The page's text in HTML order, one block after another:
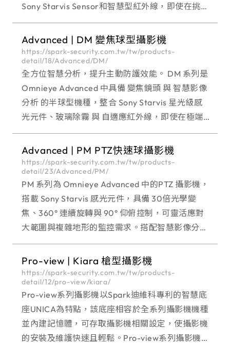
Sony Starvis Sensor和智慧型紅外線，即使在挑戰
性的光線條件下，也能提供高品質的影像。
Omnieye Advan
Advanced | DM 變焦球型攝影機
https://spark-security.com.tw/tw/products-
detail/18/Advanced/DM/
全方位智慧分析，提升主動防護效能。 DM 系列是
Omnieye Advanced 中具備 變焦鏡頭 與 智慧影像
分析 的半球型機種，整合 Sony Starvis 星光級感
光元件、玻璃除霧 與 自適應紅外線，即使在極端
環境與光線變化劇烈的場域，也能穩定捕捉細節影
像。具備 雙向語音通
Advanced | PM PTZ快速球攝影機
https://spark-security.com.tw/tw/products-
detail/23/Advanced/PM/
PM 系列為 Omnieye Advanced 中的PTZ 攝影機，
搭載 Sony Starvis 感光元件，具備 30倍光學變
焦、360° 連續旋轉與 90° 仰俯控制，可靈活應對
大範圍與複雜地形的監控需求。搭配智慧影像分
析、雙向語音及玻璃除霧設計，能提供全天候、全
場景的
Pro-view | Kiara 槍型攝影機
https://spark-security.com.tw/tw/products-
detail/12/pro-view/kiara/
Pro-view系列攝影機以Spark迪維科專利的智慧底
座UNICA為特點，該底座相容於全系列攝影機機種
並內建記憶體，可存取攝影機相關設定，使攝影機
的安裝及維護快速且輕鬆。Pro-view系列攝影機具